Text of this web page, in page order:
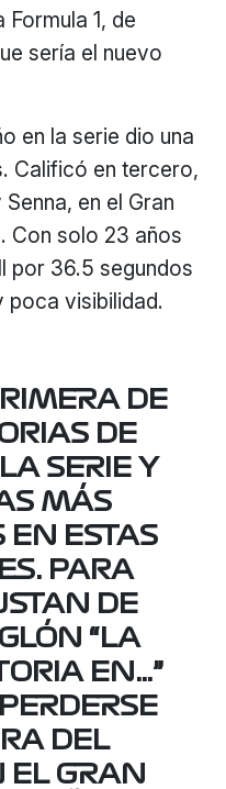
1, de
sería el nuevo
en la serie dio una
Calificó en tercero,
en el Gran
Con solo 23 años
por 36.5 segundos
poca visibilidad.
DE
DE
SERIE Y
MÁS
EN ESTAS
PARA
DE
“LA
EN…”
DEL
GRAN